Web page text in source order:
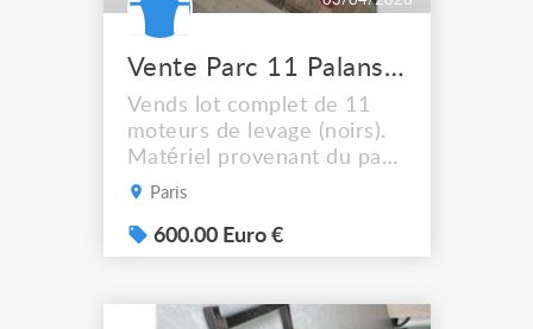
Vente Parc 11 Palans VERLINDE STAGEMAKER JOIGNY 89 Origine Théâtre
Vends lot complet de 11
moteurs de levage (noirs).
Matériel provenant du parc
d'un théâtre, déposé en
modernisation du grill par
BC Maintenance (passage
Système Elsy). Stockés
Paris
600.00 Euro €